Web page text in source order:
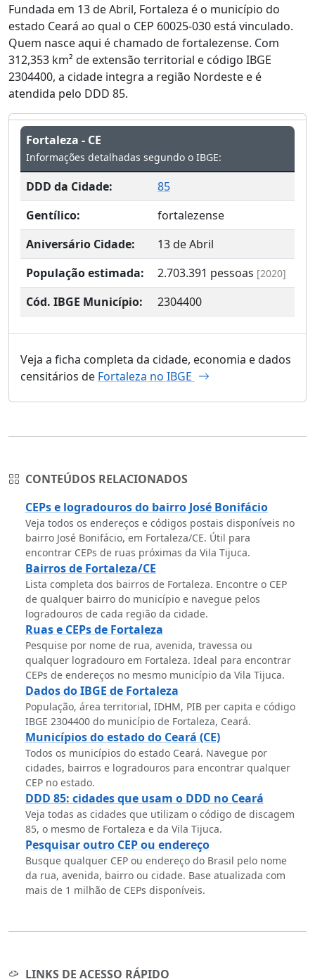
Fundada em 13 de Abril, Fortaleza é o município do
estado Ceará ao qual o CEP 60025-030 está vinculado.
Quem nasce aqui é chamado de fortalezense. Com
312,353 km² de extensão territorial e código IBGE
2304400, a cidade integra a região Nordeste e é
atendida pelo DDD 85.
Fortaleza - CE
Informações detalhadas segundo o IBGE:
DDD da Cidade:
85
Gentílico:
fortalezense
Aniversário Cidade:
13 de Abril
População estimada:
2.703.391 pessoas [2020]
Cód. IBGE Município: 2304400
Veja a ficha completa da cidade, economia e dados
censitários de Fortaleza no IBGE
CONTEÚDOS RELACIONADOS
CEPs e logradouros do bairro José Bonifácio
Veja todos os endereços e códigos postais disponíveis no
bairro José Bonifácio, em Fortaleza/CE. Útil para
encontrar CEPs de ruas próximas da Vila Tijuca.
Bairros de Fortaleza/CE
Lista completa dos bairros de Fortaleza. Encontre o CEP
de qualquer bairro do município e navegue pelos
logradouros de cada região da cidade.
Ruas e CEPs de Fortaleza
Pesquise por nome de rua, avenida, travessa ou
qualquer logradouro em Fortaleza. Ideal para encontrar
CEPs de endereços no mesmo município da Vila Tijuca.
Dados do IBGE de Fortaleza
População, área territorial, IDHM, PIB per capita e código
IBGE 2304400 do município de Fortaleza, Ceará.
Municípios do estado do Ceará (CE)
Todos os municípios do estado Ceará. Navegue por
cidades, bairros e logradouros para encontrar qualquer
CEP no estado.
DDD 85: cidades que usam o DDD no Ceará
Veja todas as cidades que utilizam o código de discagem
85, o mesmo de Fortaleza e da Vila Tijuca.
Pesquisar outro CEP ou endereço
Busque qualquer CEP ou endereço do Brasil pelo nome
da rua, avenida, bairro ou cidade. Base atualizada com
mais de 1 milhão de CEPs disponíveis.
LINKS DE ACESSO RÁPIDO